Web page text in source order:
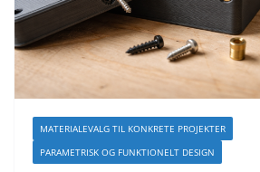
MATERIALEVALG TIL KONKRETE PROJEKTER
PARAMETRISK OG FUNKTIONELT DESIGN